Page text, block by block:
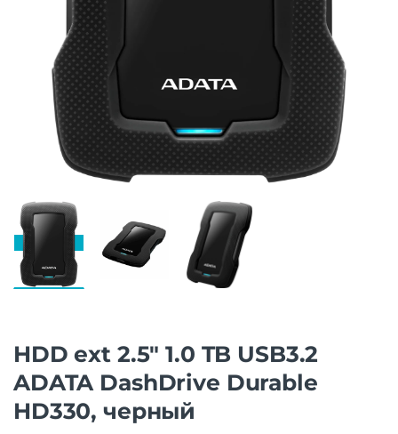
HDD ext 2.5″ 1.0 TB USB3.2
ADATA DashDrive Durable
HD330, черный